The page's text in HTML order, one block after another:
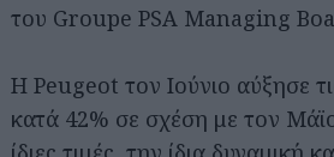
του Groupe PSA Managing
Η Peugeot τον Ιούνιο αύξησε
κατά 42% σε σχέση με τον